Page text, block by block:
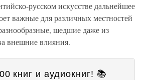
русском искусстве дальнейшее
важные для различных местностей
шедшие даже из
внешние влияния.
книг и аудиокниг! 📚